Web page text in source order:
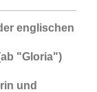
englischen
"Gloria")
und